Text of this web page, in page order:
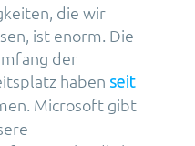
die wir
ist enorm. Die
der
haben seit
Microsoft gibt